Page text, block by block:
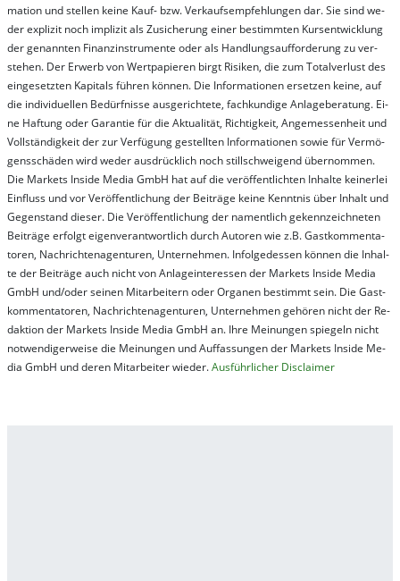
ma­t­ion und stel­len kei­ne Kauf- bzw. Ver­kaufs­em­pfeh­lung­en dar. Sie sind we­
der ex­pli­zit noch im­pli­zit als Zu­sich­er­ung ei­ner be­stim­mt­en Kurs­ent­wick­lung
der ge­nan­nt­en Fi­nanz­in­stru­men­te oder als Handl­ungs­auf­for­der­ung zu ver­
steh­en. Der Er­werb von Wert­pa­pier­en birgt Ri­si­ken, die zum To­tal­ver­lust des
ein­ge­setz­ten Ka­pi­tals füh­ren kön­nen. Die In­for­ma­tion­en er­setz­en kei­ne, auf
die in­di­vi­du­el­len Be­dür­fnis­se aus­ge­rich­te­te, fach­kun­di­ge An­la­ge­be­ra­tung. Ei­
ne Haf­tung oder Ga­ran­tie für die Ak­tu­ali­tät, Rich­tig­keit, An­ge­mes­sen­heit und
Vol­lständ­ig­keit der zur Ver­fü­gung ge­stel­lt­en In­for­ma­tion­en so­wie für Ver­mö­
gens­schä­den wird we­der aus­drück­lich noch stil­lschwei­gend über­nom­men.
Die Mar­kets In­side Me­dia GmbH hat auf die ver­öf­fent­lich­ten In­hal­te kei­ner­lei
Ein­fluss und vor Ver­öf­fent­lich­ung der Bei­trä­ge kei­ne Ken­nt­nis über In­halt und
Ge­gen­stand die­ser. Die Ver­öf­fent­lich­ung der na­ment­lich ge­kenn­zeich­net­en
Bei­trä­ge er­folgt ei­gen­ver­ant­wort­lich durch Au­tor­en wie z.B. Gast­kom­men­ta­
tor­en, Nach­richt­en­ag­en­tur­en, Un­ter­neh­men. In­fol­ge­des­sen kön­nen die In­hal­
te der Bei­trä­ge auch nicht von An­la­ge­in­te­res­sen der Mar­kets In­side Me­dia
GmbH und/oder sei­nen Mit­ar­bei­tern oder Or­ga­nen be­stim­mt sein. Die Gast­
kom­men­ta­tor­en, Nach­rich­ten­ag­en­tur­en, Un­ter­neh­men ge­hör­en nicht der Re­
dak­tion der Mar­kets In­side Me­dia GmbH an. Ihre Mei­nung­en spie­geln nicht
not­wen­di­ger­wei­se die Mei­nung­en und Auf­fas­sung­en der Mar­kets In­side Me­
dia GmbH und de­ren Mit­ar­bei­ter wie­der.Aus­führ­lich­er Dis­clai­mer